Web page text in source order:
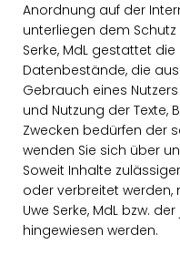
Anordnung auf der
unterliegen dem Schutz
Serke, MdL gestattet
Datenbestände, die
Gebrauch eines
und Nutzung der Texte,
Zwecken bedürfen der
wenden Sie sich über
Soweit Inhalte
oder verbreitet
Uwe Serke, MdL bzw.
hingewiesen werden.